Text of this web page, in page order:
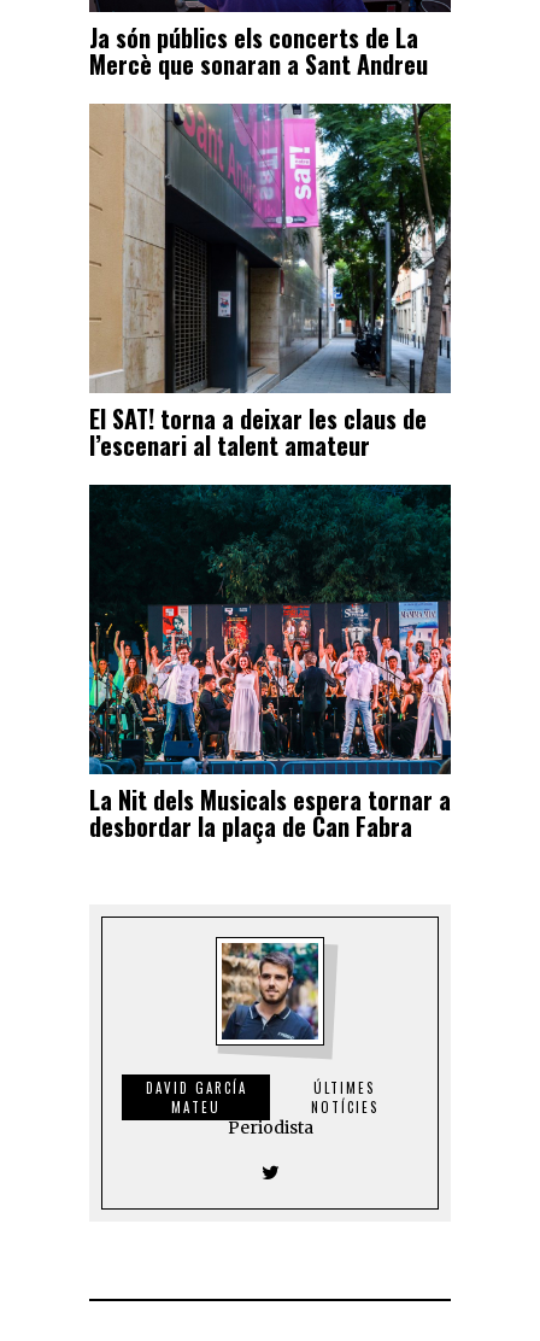
Ja són públics els concerts de La
Mercè que sonaran a Sant Andreu
El SAT! torna a deixar les claus de
l’escenari al talent amateur
La Nit dels Musicals espera tornar a
desbordar la plaça de Can Fabra
DAVID GARCÍA
MATEU
ÚLTIMES
NOTÍCIES
Periodista